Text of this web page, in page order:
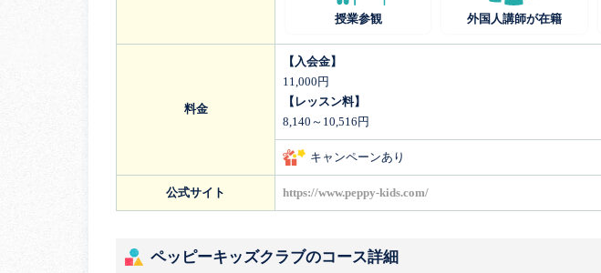
授業参観 外国人講師が在籍
料金
【入会金】
11,000円
【レッスン料】
8,140～10,516円
キャンペーンあり
公式サイト https://www.peppy-kids.com/
ペッピーキッズクラブのコース詳細